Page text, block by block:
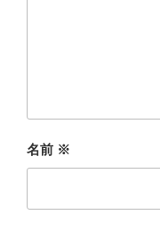
名前 ※